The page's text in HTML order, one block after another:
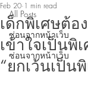
All Posts
ซ่อนจากหน้าเว็บ
ซ่อนจากหน้าเว็บ
เด็กพิเศษต้อ
เข้าใจเป็นพิ
“ยกเว้นเป็น
Feb 20 1 min read